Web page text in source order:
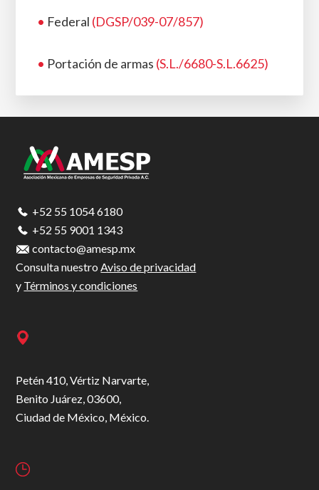
• Federal (DGSP/039-07/857)
• Portación de armas (S.L./6680-S.L.6625)
Footer
+52 55 1054 6180
+52 55 9001 1343
contacto@amesp.mx
Consulta nuestro Aviso de privacidad
y Términos y condiciones
Petén 410, Vértiz Narvarte,
Benito Juárez, 03600,
Ciudad de México, México.